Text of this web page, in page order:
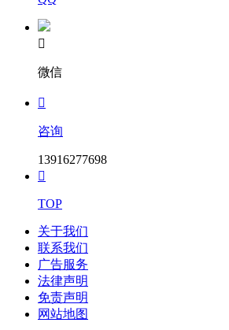

微信

咨询
13916277698

TOP
关于我们
联系我们
广告服务
法律声明
免责声明
网站地图